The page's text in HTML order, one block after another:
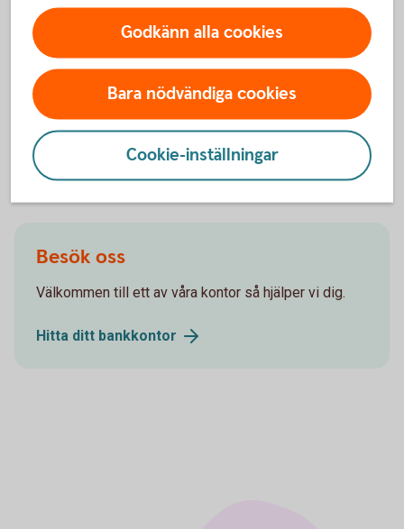
Öppet vardagar 08.00-18.00. Stängt helger och röda
Besök oss
Välkommen till ett av våra kontor så hjälper vi dig.
Hitta ditt bankkontor
Godkänn alla cookies
Bara nödvändiga cookies
Cookie-inställningar